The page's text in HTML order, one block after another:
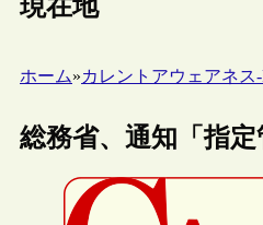
現在地
ホーム»カレントアウェアネス
総務省、通知「指